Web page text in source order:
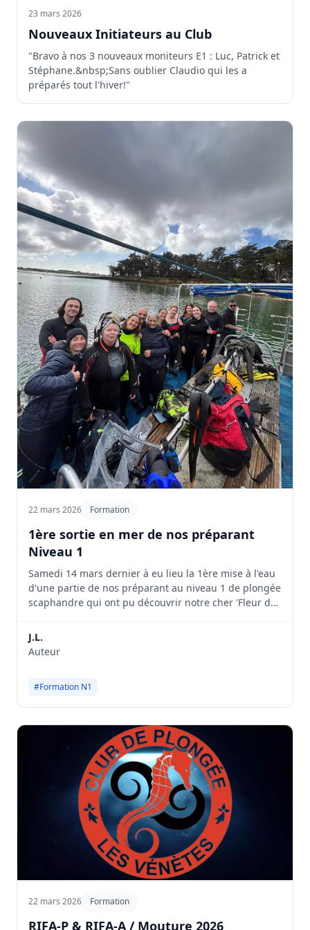
23 mars 2026
Nouveaux Initiateurs au Club
"Bravo à nos 3 nouveaux moniteurs E1 : Luc, Patrick et
Stéphane.&nbsp;Sans oublier Claudio qui les a
préparés tout l'hiver!"
22 mars 2026 Formation
1ère sortie en mer de nos préparant
Niveau 1
Samedi 14 mars dernier à eu lieu la 1ère mise à l'eau
d'une partie de nos préparant au niveau 1 de plongée
scaphandre qui ont pu découvrir notre cher 'Fleur de
lequel ils ont pu faire des saut droits en situation réel
puis nager dans une eau à 12° avec combinaison.
J.L.
Auteur
#Formation N1
22 mars 2026 Formation
RIFA-P & RIFA-A / Mouture 2026